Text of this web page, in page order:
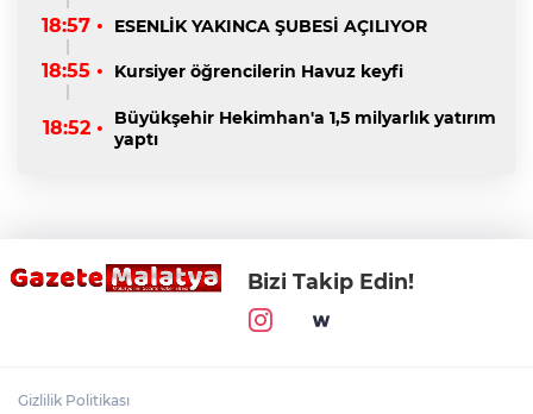
18:57 • ESENLİK YAKINCA ŞUBESİ AÇILIYOR
18:55 • Kursiyer öğrencilerin Havuz keyfi
18:52 •
Büyükşehir Hekimhan'a 1,5 milyarlık yatırım
yaptı
Bizi Takip Edin!
Gizlilik Politikası